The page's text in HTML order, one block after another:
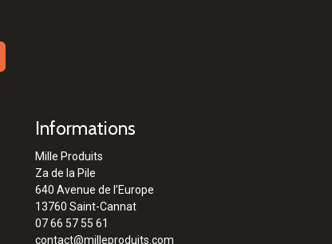
Informations
Mille Produits
Za de la Pile
640 Avenue de l’Europe
13760 Saint-Cannat
07 66 57 55 61
contact@milleproduits.com